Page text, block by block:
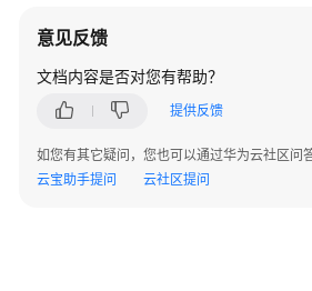
速
入
门
户
指
意见反馈
文档内容是否对您有帮助？
提供反馈
如您有其它疑问，您也可以通过华为云社区问
云宝助手提问
云社区提问